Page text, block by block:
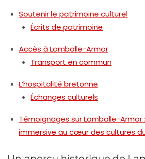
Soutenir le patrimoine culturel
Écrits de patrimoine
Accès à Lamballe-Armor
Transport en commun
L’hospitalité bretonne
Échanges culturels
Témoignages sur Lamballe-Armor
immersive au cœur des cultures